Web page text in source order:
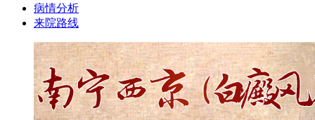
病情分析
来院路线